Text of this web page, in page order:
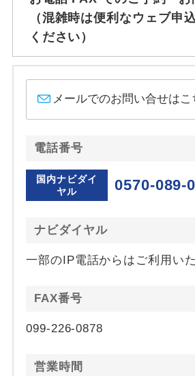
（混雑時は便利なウェブ申
ください）
メールでのお問い合せはこ
電話番号
国内ナビダイ
ヤル
0570-089-
ナビダイヤル
一部のIP電話からはご利用い
FAX番号
099-226-0878
営業時間